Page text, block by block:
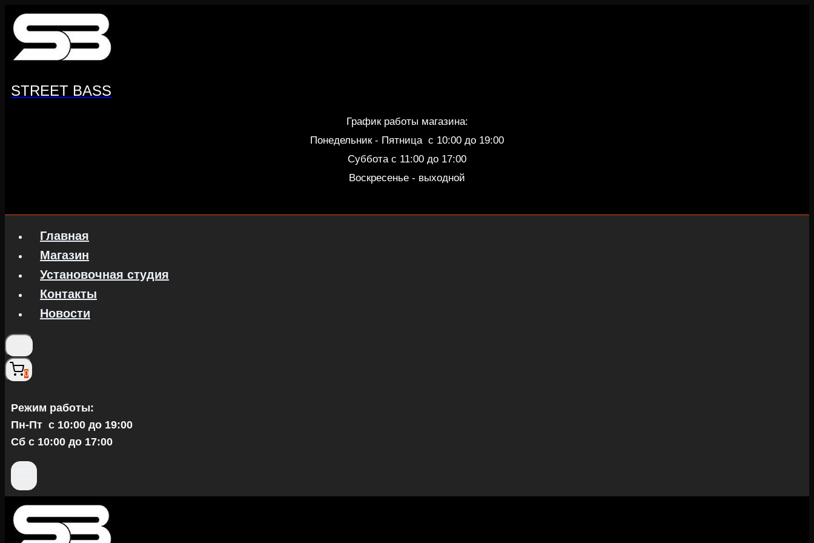
Перейти
содержанию
STREET BASS
График работы магазина:
Понедельник - Пятница c 10:00 до 19:00
Суббота с 11:00 до 17:00
Воскресенье - выходной
Главная
Магазин
Установочная студия
Контакты
Новости
0
Режим работы:
Пн-Пт c 10:00 до 19:00
Сб с 10:00 до 17:00